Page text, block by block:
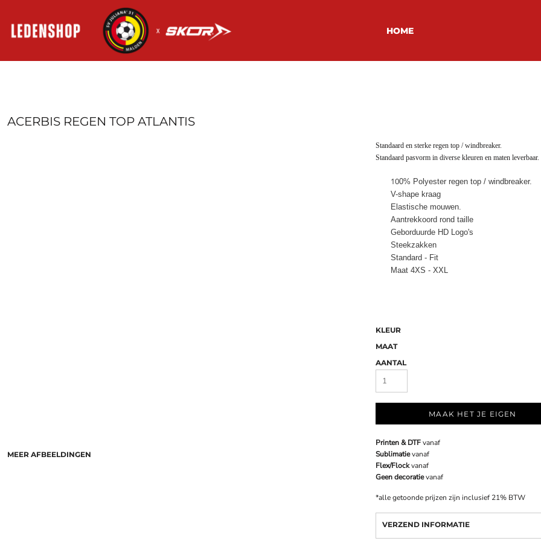
HOME
ACERBIS REGEN TOP ATLANTIS
MEER AFBEELDINGEN
Standaard en sterke regen top / windbreaker.
Standaard pasvorm in diverse kleuren en maten leverbaar.
100% Polyester regen top / windbreaker.
V-shape kraag
Elastische mouwen.
Aantrekkoord rond taille
Geborduurde HD Logo's
Steekzakken
Standard - Fit
Maat 4XS - XXL
KLEUR
MAAT
AANTAL
MAAK HET JE EIGEN
Printen & DTFvanaf
Sublimatievanaf
Flex/Flockvanaf
Geen decoratievanaf
*alle getoonde prijzen zijn inclusief 21% BTW
VERZEND INFORMATIE
REGISTREER